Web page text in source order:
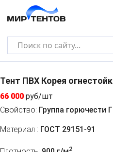
Тент ПВХ Корея
66 000 руб/шт
Свойство: Группа горючести
Материал : ГОСТ 29151-91
2